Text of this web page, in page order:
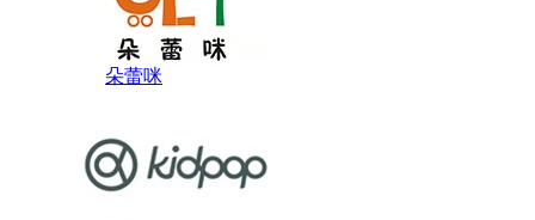
朵蕾咪